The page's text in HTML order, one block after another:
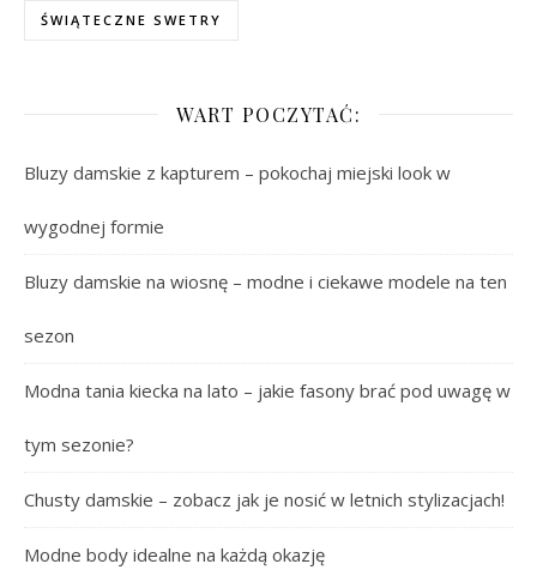
ŚWIĄTECZNE SWETRY
WART POCZYTAĆ:
Bluzy damskie z kapturem – pokochaj miejski look w
wygodnej formie
Bluzy damskie na wiosnę – modne i ciekawe modele na ten
sezon
Modna tania kiecka na lato – jakie fasony brać pod uwagę w
tym sezonie?
Chusty damskie – zobacz jak je nosić w letnich stylizacjach!
Modne body idealne na każdą okazję